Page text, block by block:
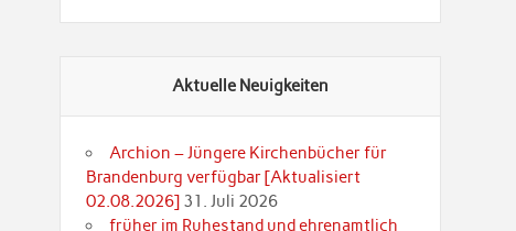
Aktuelle Neuigkeiten
Archion – Jüngere Kirchenbücher für
Brandenburg verfügbar [Aktualisiert
02.08.2026] 31. Juli 2026
früher im Ruhestand und ehrenamtlich